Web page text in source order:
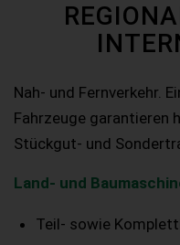
Nah- und Fernverkehr.
Fahrzeuge garantieren
Stückgut- und
Land- und
Teil- sowie